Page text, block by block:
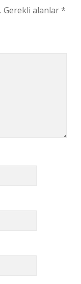
Gerekli alanlar*